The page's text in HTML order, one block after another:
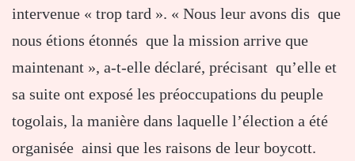
intervenue « trop tard ». « Nous leur avons dis que
nous étions étonnés que la mission arrive que
maintenant », a-t-elle déclaré, précisant qu’elle et
sa suite ont exposé les préoccupations du peuple
togolais, la manière dans laquelle l’élection a été
organisée ainsi que les raisons de leur boycott.